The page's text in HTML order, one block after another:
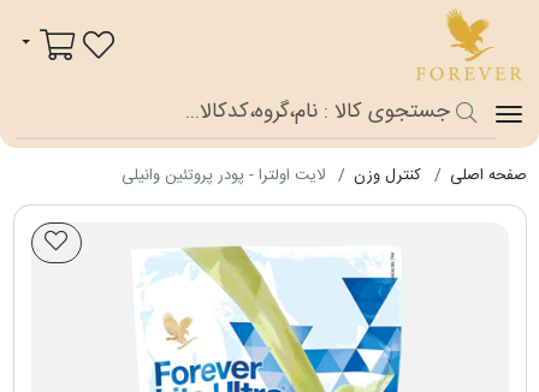
سبد خرید
صفحه اصلی کنترل وزن لایت اولترا - پودر پروتئین وانیلی